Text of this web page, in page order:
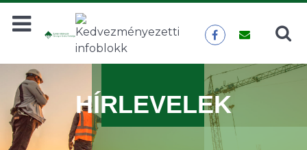
Keresés KERESÉS
HÍRLEVELEK